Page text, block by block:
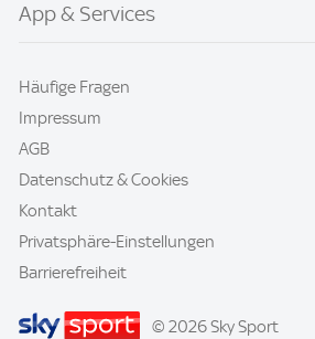
App & Services
Häufige Fragen
Impressum
AGB
Datenschutz & Cookies
Kontakt
Privatsphäre-Einstellungen
Barrierefreiheit
© 2026 Sky Sport